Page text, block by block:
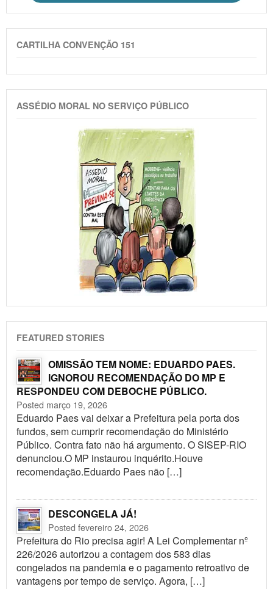
CARTILHA CONVENÇÃO 151
ASSÉDIO MORAL NO SERVIÇO PÚBLICO
FEATURED STORIES
OMISSÃO TEM NOME: EDUARDO PAES.
IGNOROU RECOMENDAÇÃO DO MP E
RESPONDEU COM DEBOCHE PÚBLICO.
Posted março 19, 2026
Eduardo Paes vai deixar a Prefeitura pela porta dos
fundos, sem cumprir recomendação do Ministério
Público. Contra fato não há argumento. O SISEP-RIO
denunciou.O MP instaurou inquérito.Houve
recomendação.Eduardo Paes não […]
DESCONGELA JÁ!
Posted fevereiro 24, 2026
Prefeitura do Rio precisa agir! A Lei Complementar nº
226/2026 autorizou a contagem dos 583 dias
congelados na pandemia e o pagamento retroativo de
vantagens por tempo de serviço. Agora, […]